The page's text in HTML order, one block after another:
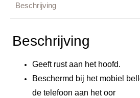
Beschrijving
Beschrijving
Geeft rust aan het hoofd.
Beschermd bij het mobiel
de telefoon aan het oor